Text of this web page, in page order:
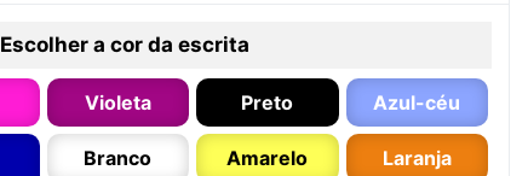
Escolher a cor da escrita
Violeta Preto Azul-céu
Branco Amarelo Laranja